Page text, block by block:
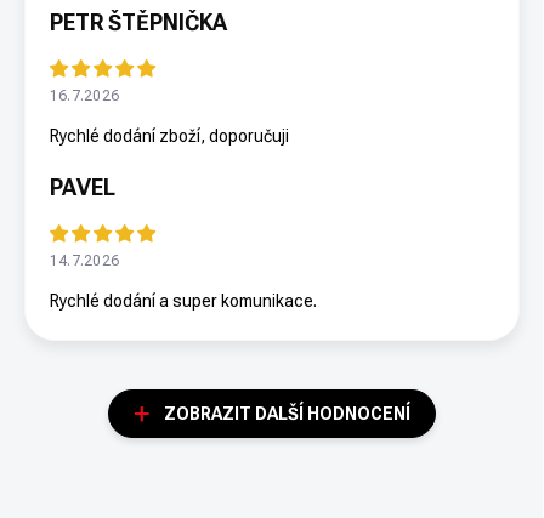
PETR ŠTĚPNIČKA
16.7.2026
Rychlé dodání zboží, doporučuji
PAVEL
14.7.2026
Rychlé dodání a super komunikace.
ZOBRAZIT DALŠÍ HODNOCENÍ